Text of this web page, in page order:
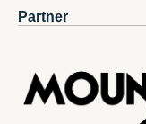
Partner